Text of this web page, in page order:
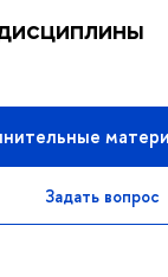
Задать вопрос